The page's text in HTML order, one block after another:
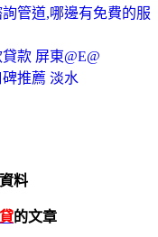
管道,哪邊有免費的服
款 屏東@E@
推薦 淡水
料
的文章